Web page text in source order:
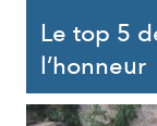
Le top 5
l’honneur